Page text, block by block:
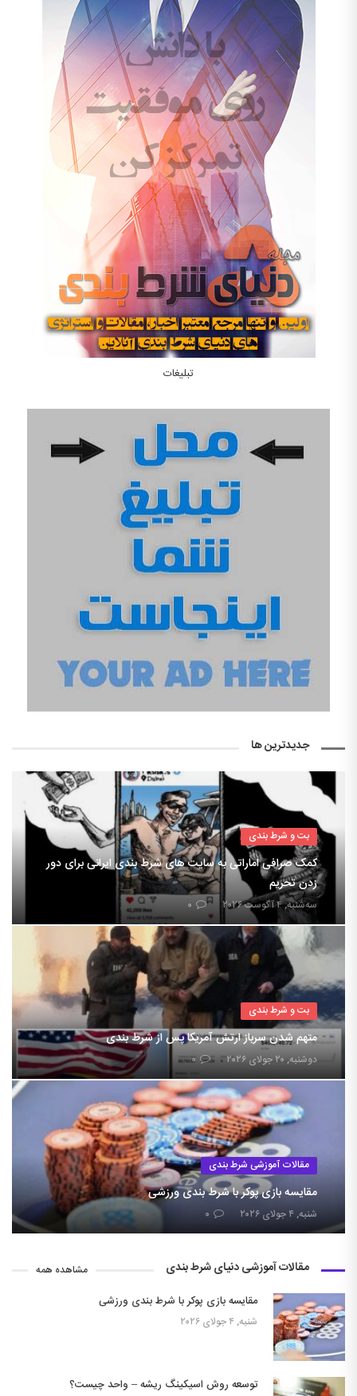
تبلیغات
جدیدترین ها
بت و شرط بندی
کمک صرافی اماراتی به سایت های شرط بندی ایرانی برای دور
زدن تحریم
سه‌شنبه, ۴ آگوست ۲۰۲۶ ۰
بت و شرط بندی
متهم شدن سرباز ارتش آمریکا پس از شرط بندی
دوشنبه, ۲۰ جولای ۲۰۲۶ ۰
مقالات آموزشی شرط بندی
مقایسه بازی پوکر با شرط بندی ورزشی
شنبه, ۴ جولای ۲۰۲۶ ۰
مقالات آموزشی دنیای شرط بندی مشاهده همه
مقایسه بازی پوکر با شرط بندی ورزشی
شنبه, ۴ جولای ۲۰۲۶
توسعه روش اسیکینگ ریشه – واحد چیست؟